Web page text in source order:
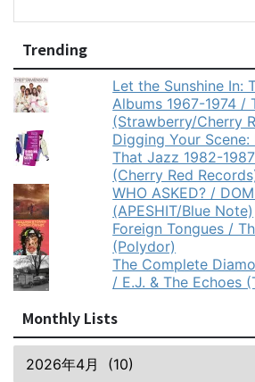
Trending
Let the Sunshine In:
Albums 1967-1974 /
(Strawberry/Cherry
Digging Your
That Jazz 1982-
(Cherry Red
WHO ASKED? /
(APESHIT/Blue Note)
Foreign Tongues /
(Polydor)
The Complete
/ E.J. & The Echoes
Monthly Lists